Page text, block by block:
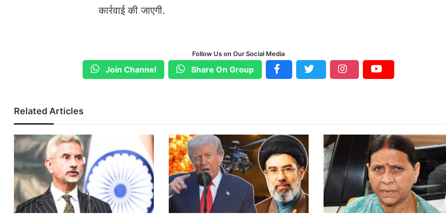
कार्रवाई की जाएगी.
Follow Us on Our Social Media
Join Channel Share On Group
Related Articles